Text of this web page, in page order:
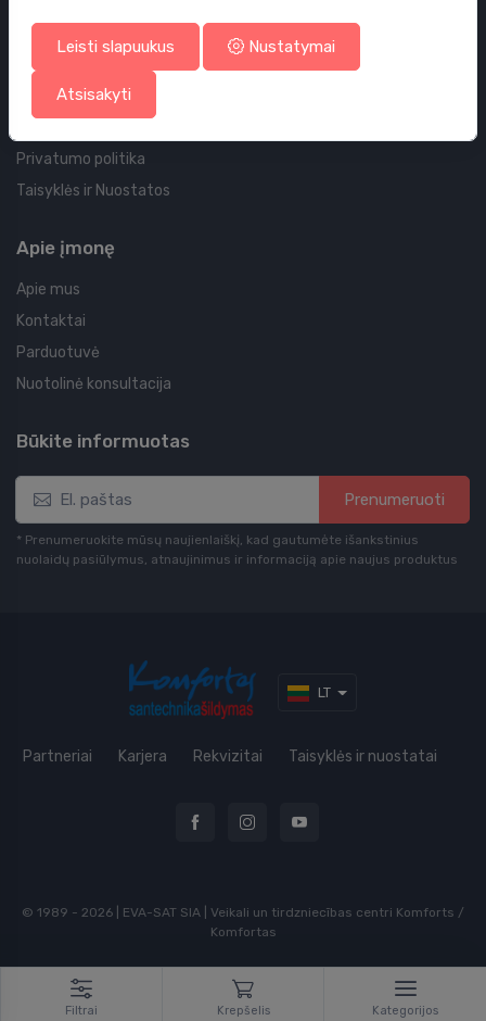
Jūsų paskyra
Jūsų užsakymas
Jūsų adresas
Privatumo politika
Taisyklės ir Nuostatos
Apie įmonę
Apie mus
Kontaktai
Parduotuvė
Nuotolinė konsultacija
Būkite informuotas
Prenumeruoti
* Prenumeruokite mūsų naujienlaiškį, kad gautumėte išankstinius
nuolaidų pasiūlymus, atnaujinimus ir informaciją apie naujus produktus
LT
Partneriai Karjera Rekvizitai Taisyklės ir nuostatai
© 1989 - 2026 | EVA-SAT SIA | Veikali un tirdzniecības centri Komforts /
Komfortas
Leisti slapuukus Nustatymai
Atsisakyti
Filtrai Krepšelis Kategorijos